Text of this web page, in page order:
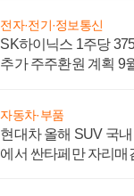
전자·전기·정보통신
SK하이닉스 1주당
추가 주주환원 계획 9
자동차·부품
현대차 올해 SUV 국
에서 싼타페만 자리매